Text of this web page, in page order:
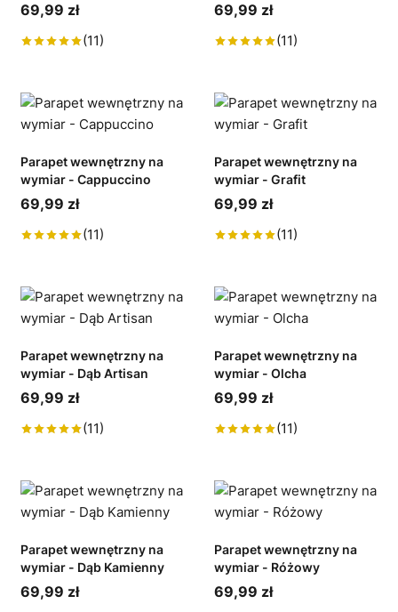
69,99 zł
(11)
69,99 zł
(11)
Parapet wewnętrzny na
wymiar - Cappuccino
69,99 zł
(11)
Parapet wewnętrzny na
wymiar - Grafit
69,99 zł
(11)
Parapet wewnętrzny na
wymiar - Dąb Artisan
69,99 zł
(11)
Parapet wewnętrzny na
wymiar - Olcha
69,99 zł
(11)
Parapet wewnętrzny na
wymiar - Dąb Kamienny
69,99 zł
Parapet wewnętrzny na
wymiar - Różowy
69,99 zł